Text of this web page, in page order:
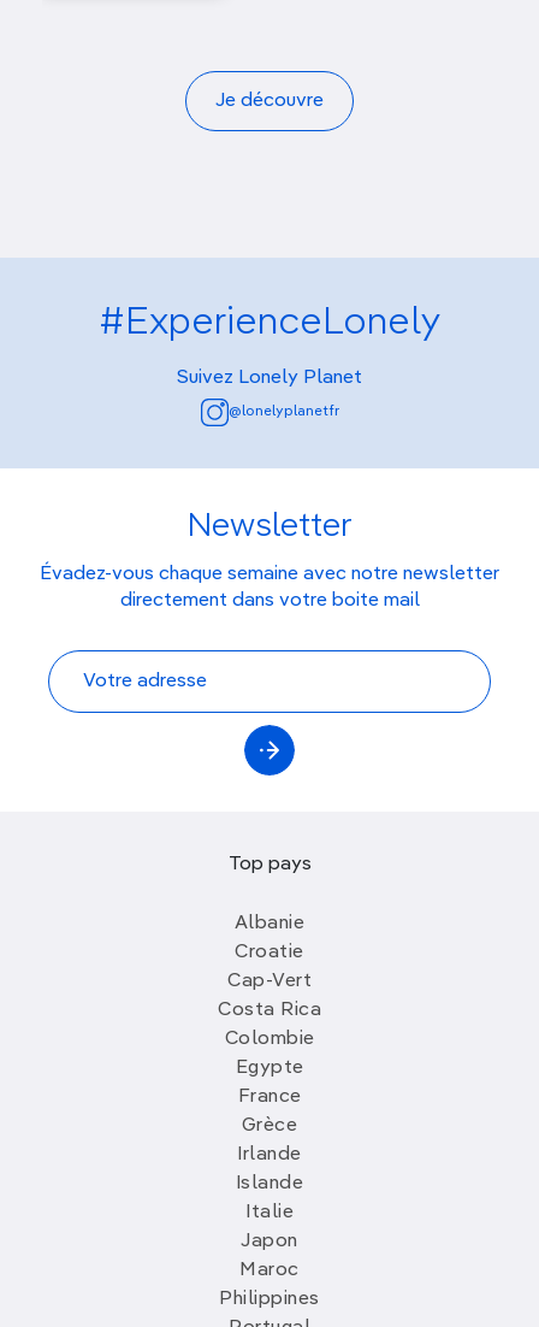
Je découvre
#ExperienceLonely
Suivez Lonely Planet
@lonelyplanetfr
Newsletter
Évadez-vous chaque semaine avec notre newsletter
directement dans votre boite mail
Top pays
Albanie
Croatie
Cap-Vert
Costa Rica
Colombie
Egypte
France
Grèce
Irlande
Islande
Italie
Japon
Maroc
Philippines